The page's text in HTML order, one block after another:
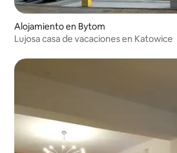
Alojamiento en Bytom
Lujosa casa de vacaciones en Katowice